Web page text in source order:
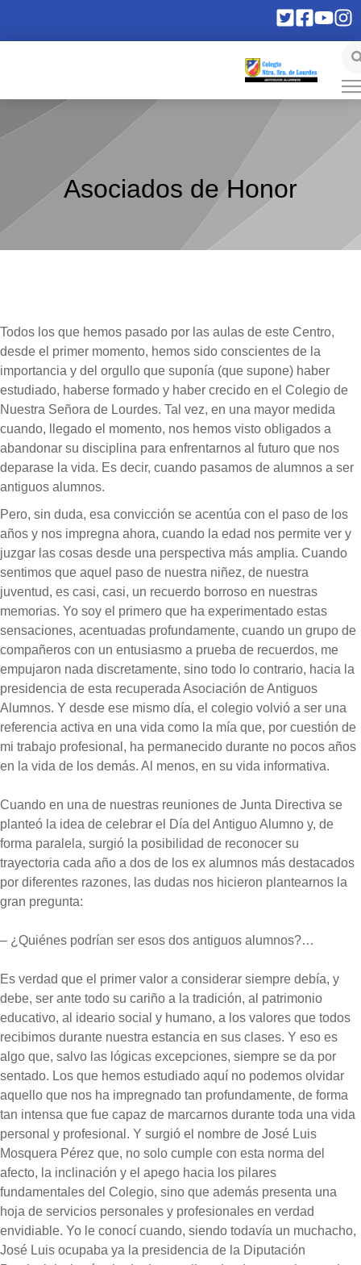
Asociados de Honor
Todos los que hemos pasado por las aulas de este Centro,
desde el primer momento, hemos sido conscientes de la
importancia y del orgullo que suponía (que supone) haber
estudiado, haberse formado y haber crecido en el Colegio de
Nuestra Señora de Lourdes. Tal vez, en una mayor medida
cuando, llegado el momento, nos hemos visto obligados a
abandonar su disciplina para enfrentarnos al futuro que nos
deparase la vida. Es decir, cuando pasamos de alumnos a ser
antiguos alumnos.
Pero, sin duda, esa convicción se acentúa con el paso de los
años y nos impregna ahora, cuando la edad nos permite ver y
juzgar las cosas desde una perspectiva más amplia. Cuando
sentimos que aquel paso de nuestra niñez, de nuestra
juventud, es casi, casi, un recuerdo borroso en nuestras
memorias. Yo soy el primero que ha experimentado estas
sensaciones, acentuadas profundamente, cuando un grupo de
compañeros con un entusiasmo a prueba de recuerdos, me
empujaron nada discretamente, sino todo lo contrario, hacia la
presidencia de esta recuperada Asociación de Antiguos
Alumnos. Y desde ese mismo día, el colegio volvió a ser una
referencia activa en una vida como la mía que, por cuestión de
mi trabajo profesional, ha permanecido durante no pocos años
en la vida de los demás. Al menos, en su vida informativa.
Cuando en una de nuestras reuniones de Junta Directiva se
planteó la idea de celebrar el Día del Antiguo Alumno y, de
forma paralela, surgió la posibilidad de reconocer su
trayectoria cada año a dos de los ex alumnos más destacados
por diferentes razones, las dudas nos hicieron plantearnos la
gran pregunta:
– ¿Quiénes podrían ser esos dos antiguos alumnos?…
Es verdad que el primer valor a considerar siempre debía, y
debe, ser ante todo su cariño a la tradición, al patrimonio
educativo, al ideario social y humano, a los valores que todos
recibimos durante nuestra estancia en sus clases. Y eso es
algo que, salvo las lógicas excepciones, siempre se da por
sentado. Los que hemos estudiado aquí no podemos olvidar
aquello que nos ha impregnado tan profundamente, de forma
tan intensa que fue capaz de marcarnos durante toda una vida
personal y profesional. Y surgió el nombre de José Luis
Mosquera Pérez que, no solo cumple con esta norma del
afecto, la inclinación y el apego hacia los pilares
fundamentales del Colegio, sino que además presenta una
hoja de servicios personales y profesionales en verdad
envidiable. Yo le conocí cuando, siendo todavía un muchacho,
José Luis ocupaba ya la presidencia de la Diputación